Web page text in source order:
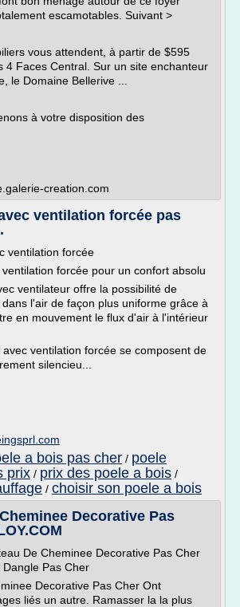
escamotables. Suivant >
vous attendent, à partir de $595
4 Faces Central. Sur un site enchanteur
le Domaine Bellerive ...
à votre disposition des
creation.com
ventilation forcée pas
ventilation forcée
forcée pour un confort absolu
ventilateur offre la possibilité de
l'air de façon plus uniforme grâce à
en mouvement le flux d'air à l'intérieur
ventilation forcée se composent de
silencieu...
a bois pas cher / poele
prix / prix des poele a bois /
/ choisir son poele a bois
Decorative Pas
De Cheminee Decorative Pas Cher
Dangle Pas Cher
Decorative Pas Cher Ont
liés un autre. Ramasser la la plus